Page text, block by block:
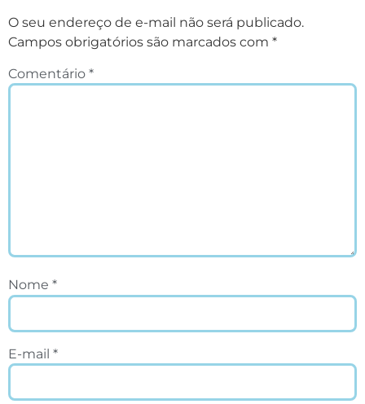
O seu endereço de e-mail não será publicado.
Campos obrigatórios são marcados com *
Comentário *
Nome *
E-mail *